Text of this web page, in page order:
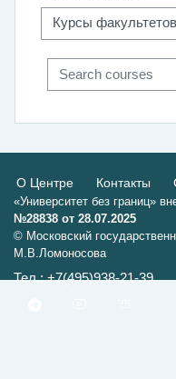
Search courses
О Центре Контакты
«Университет без границ»
№28838 от 28.07.2025
© Московский
М.В.Ломоносова
Тел.: +7(495)938-21-39